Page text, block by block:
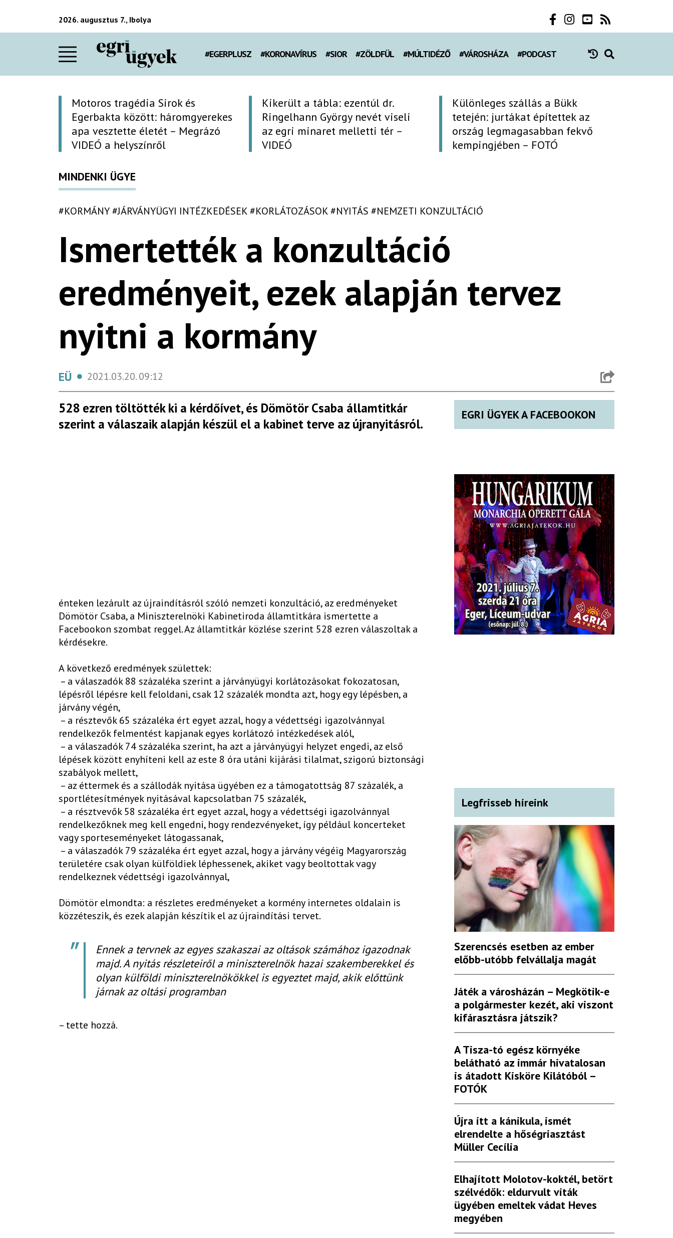
2026. augusztus 7., Ibolya
#EGERPLUSZ #KORONAVÍRUS #SIOR #ZÖLDFÜL #MÚLTIDÉZŐ #VÁROSHÁZA #PODCAST
Motoros tragédia Sirok és
Egerbakta között: háromgyerekes
apa vesztette életét – Megrázó
VIDEÓ a helyszínről
Kikerült a tábla: ezentúl dr.
Ringelhann György nevét viseli
az egri minaret melletti tér –
VIDEÓ
Különleges szállás a Bükk
tetején: jurtákat építettek az
ország legmagasabban fekvő
kempingjében – FOTÓ
MINDENKI ÜGYE
#KORMÁNY#JÁRVÁNYÜGYI INTÉZKEDÉSEK#KORLÁTOZÁSOK#NYITÁS #NEMZETI KONZULTÁCIÓ
Ismertették a konzultáció
eredményeit, ezek alapján tervez
nyitni a kormány
EÜ 2021.03.20.09:12
528 ezren töltötték ki a kérdőívet, és Dömötör Csaba államtitkár
szerint a válaszaik alapján készül el a kabinet terve az újranyitásról.
énteken lezárult az újraindításról szóló nemzeti konzultáció, az eredményeket
Dömötör Csaba, a Miniszterelnöki Kabinetiroda államtitkára ismertette a
Facebookon szombat reggel. Az államtitkár közlése szerint 528 ezren válaszoltak a
kérdésekre.
A következő eredmények születtek:
– a válaszadók 88 százaléka szerint a járványügyi korlátozásokat fokozatosan,
lépésről lépésre kell feloldani, csak 12 százalék mondta azt, hogy egy lépésben, a
járvány végén,
– a résztevők 65 százaléka ért egyet azzal, hogy a védettségi igazolvánnyal
rendelkezők felmentést kapjanak egyes korlátozó intézkedések alól,
– a válaszadók 74 százaléka szerint, ha azt a járványügyi helyzet engedi, az első
lépések között enyhíteni kell az este 8 óra utáni kijárási tilalmat, szigorú biztonsági
szabályok mellett,
– az éttermek és a szállodák nyitása ügyében ez a támogatottság 87 százalék, a
sportlétesítmények nyitásával kapcsolatban 75 százalék,
– a résztvevők 58 százaléka ért egyet azzal, hogy a védettségi igazolvánnyal
rendelkezőknek meg kell engedni, hogy rendezvényeket, így például koncerteket
vagy sporteseményeket látogassanak,
– a válaszadók 79 százaléka ért egyet azzal, hogy a járvány végéig Magyarország
területére csak olyan külföldiek léphessenek, akiket vagy beoltottak vagy
rendelkeznek védettségi igazolvánnyal,
Dömötör elmondta: a részletes eredményeket a kormény internetes oldalain is
közzéteszik, és ezek alapján készítik el az újraindítási tervet.
Ennek a tervnek az egyes szakaszai az oltások számához igazodnak
majd. A nyitás részleteiről a miniszterelnök hazai szakemberekkel és
olyan külföldi miniszterelnökökkel is egyeztet majd, akik előttünk
járnak az oltási programban
– tette hozzá.
EGRI ÜGYEK A FACEBOOKON
Legfrisseb híreink
Szerencsés esetben az ember
előbb-utóbb felvállalja magát
Játék a városházán – Megkötik-e
a polgármester kezét, aki viszont
kifárasztásra játszik?
A Tisza-tó egész környéke
belátható az immár hivatalosan
is átadott Kisköre Kilátóból –
FOTÓK
Újra itt a kánikula, ismét
elrendelte a hőségriasztást
Müller Cecília
Elhajított Molotov-koktél, betört
szélvédők: eldurvult viták
ügyében emeltek vádat Heves
megyében